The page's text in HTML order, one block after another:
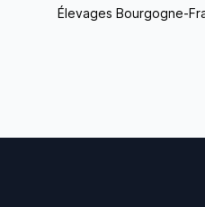
Élevages Bourgogne-